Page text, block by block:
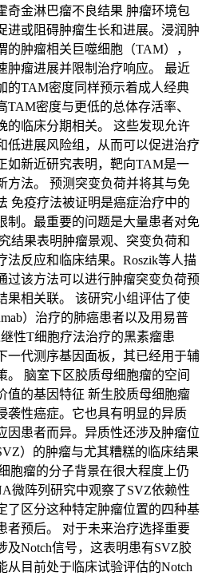
奇金淋巴瘤不良结果 肿瘤环境包
进或阻碍肿瘤生长和进展。浸润肿
肿瘤相关巨噬细胞（TAM），
肿瘤进展并限制治疗响应。 最近
的TAM密度同样预示着成人经典
TAM密度与更低的总体存活率、
的临床分期相关。 这些发现允许
低进展风险组，从而可以促进治疗
如新近研究表明，靶向TAM是一
方法。 预测突变负荷并将其与免
免疫疗法被证明是癌症治疗中的
制。最重要的问题是大量患者对免
结果表明肿瘤景观、突变负荷和
法反应和临床结果。Roszik等人描
过该方法可以进行肿瘤突变负荷预
果相关联。 该研究小组评估了使
）治疗的肺癌患者以及用易普
性T细胞疗法治疗的黑素瘤患
一代测序基因面板，其已经用于辅
。 脑室下区胶质母细胞瘤的空间
值的基因特征 新生胶质母细胞瘤
袭性癌症。它也具有明显的异质
因患者而异。异质性还涉及肿瘤位
）的肿瘤与尤其糟糕的临床结果
胞瘤的分子背景在很大程度上仍
微阵列研究中观察了SVZ依赖性
了区分这种特定肿瘤位置的四种基
者预后。 对于未来治疗选择重要
及Notch信号，这表明患有SVZ胶
从目前处于临床试验评估的Notch